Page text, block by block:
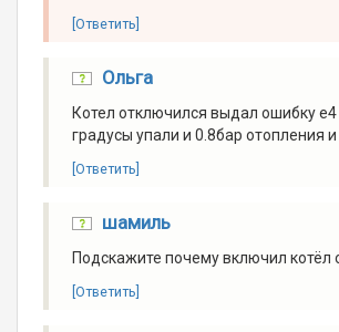
[Ответить]
Ольга
Котел отключился выдал ошибку
градусы упали и 0.8бар отопления
[Ответить]
шамиль
Подскажите почему включил
[Ответить]